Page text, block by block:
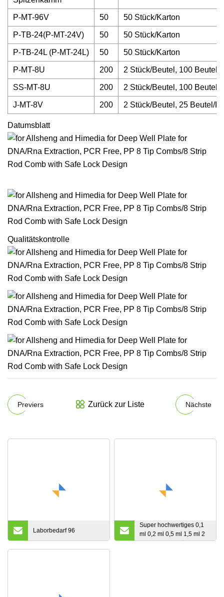
P-MT-96V 50 50 Stück/Karton
P-TB-24(P-MT-24V) 50 50 Stück/Karton
P-TB-24L (P-MT-24L) 50 50 Stück/Karton
P-MT-8U 200 2 Stück/Beutel, 100 Beutel/
SS-MT-8U 200 2 Stück/Beutel, 100 Beutel/
J-MT-8V 200 2 Stück/Beutel, 25 Beutel/
Datumsblatt
Qualitätskontrolle
Previers Zurück zur Liste Nächste
Laborbedarf 96
Super hochwertiges 0,1
ml 0,2 ml 0,5 ml 1,5 ml 2
ml PCR-MCT-Röhrchen,